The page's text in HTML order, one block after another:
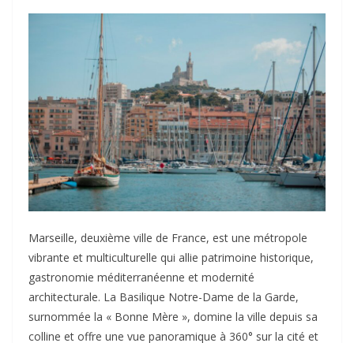
Marseille, deuxième ville de France, est une métropole
vibrante et multiculturelle qui allie patrimoine historique,
gastronomie méditerranéenne et modernité
architecturale. La Basilique Notre-Dame de la Garde,
surnommée la « Bonne Mère », domine la ville depuis sa
colline et offre une vue panoramique à 360° sur la cité et